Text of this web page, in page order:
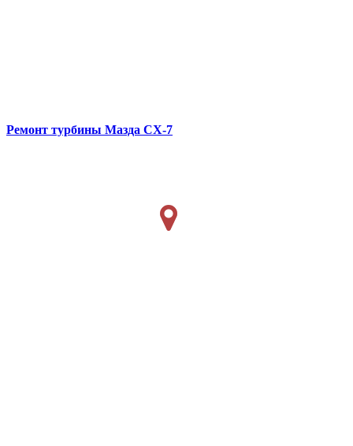
Ремонт турбины Мазда CX-7